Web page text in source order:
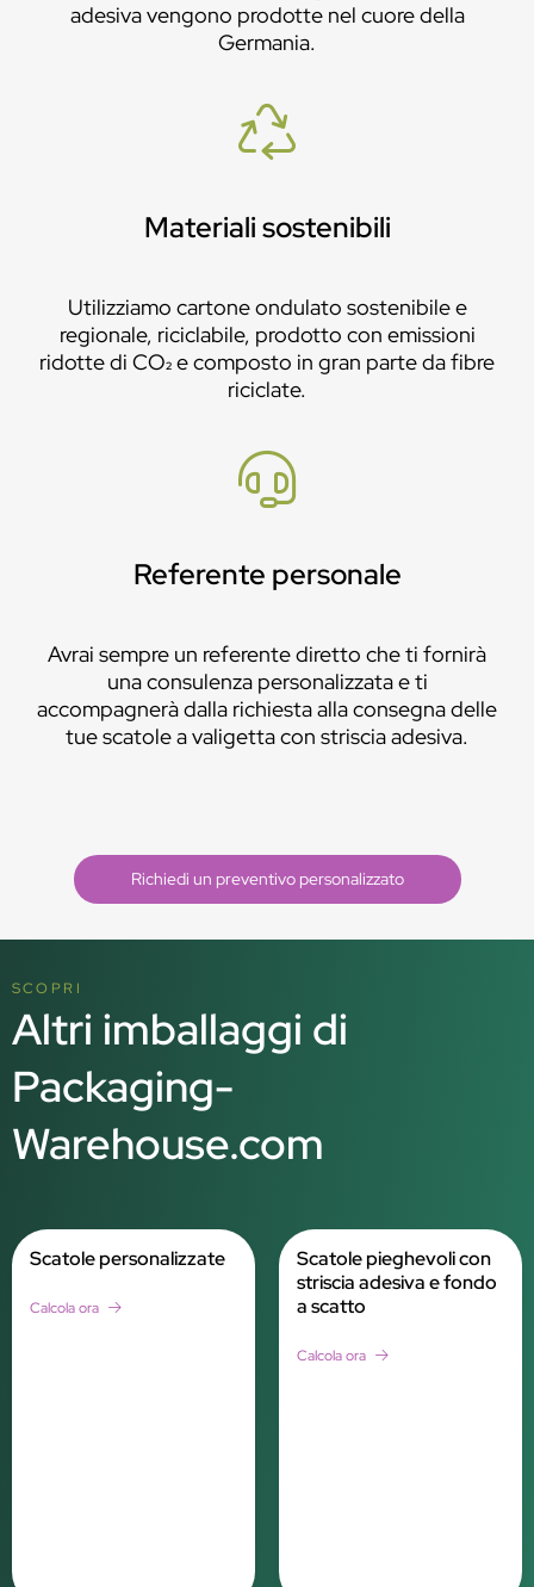
adesiva vengono prodotte nel cuore della
Germania.
Materiali sostenibili
Utilizziamo cartone ondulato sostenibile e
regionale, riciclabile, prodotto con emissioni
ridotte di CO₂ e composto in gran parte da fibre
riciclate.
Referente personale
Avrai sempre un referente diretto che ti fornirà
una consulenza personalizzata e ti
accompagnerà dalla richiesta alla consegna delle
tue scatole a valigetta con striscia adesiva.
Richiedi un preventivo personalizzato
SCOPRI
Altri imballaggi di
Packaging-
Warehouse.com
Scatole personalizzate
Calcola ora
Scatole pieghevoli con
striscia adesiva e fondo
a scatto
Calcola ora